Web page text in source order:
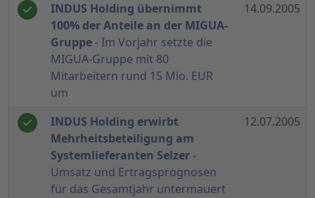
INDUS Holding übernimmt
100% der Anteile an der MIGUA-
Gruppe- Im Vorjahr setzte die
MIGUA-Gruppe mit 80
Mitarbeitern rund 15 Mio. EUR
um
14.09.2005
INDUS Holding erwirbt
Mehrheitsbeteiligung am
Systemlieferanten Selzer -
Umsatz und Ertragsprognosen
für das Gesamtjahr untermauert
12.07.2005